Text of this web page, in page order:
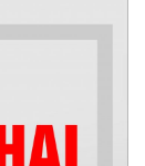
giá hồ
các thí sinh